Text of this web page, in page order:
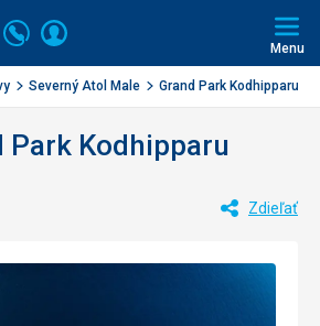
Volajte
+421
2
3221
Prihlásiť
Menu
Severný Atol Male Grand Park Kodhipparu
Park Kodhipparu
Zdieľať